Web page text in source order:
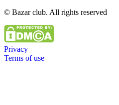
© Bazar club. All rights reserved
Privacy
Terms of use